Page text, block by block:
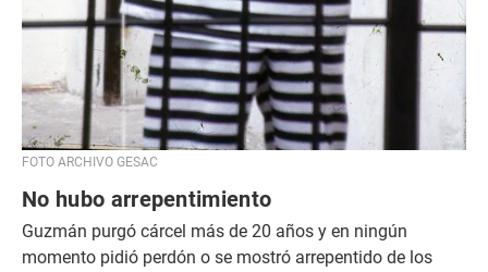
FOTO ARCHIVO GESAC
No hubo arrepentimiento
Guzmán purgó cárcel más de 20 años y en ningún
momento pidió perdón o se mostró arrepentido de los